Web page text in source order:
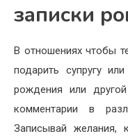
записки
В отношениях чтобы
подарить супругу
рождения или
комментарии в
Записывай желания,